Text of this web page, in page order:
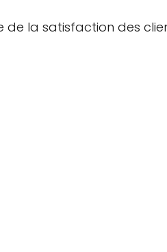
de la satisfaction des